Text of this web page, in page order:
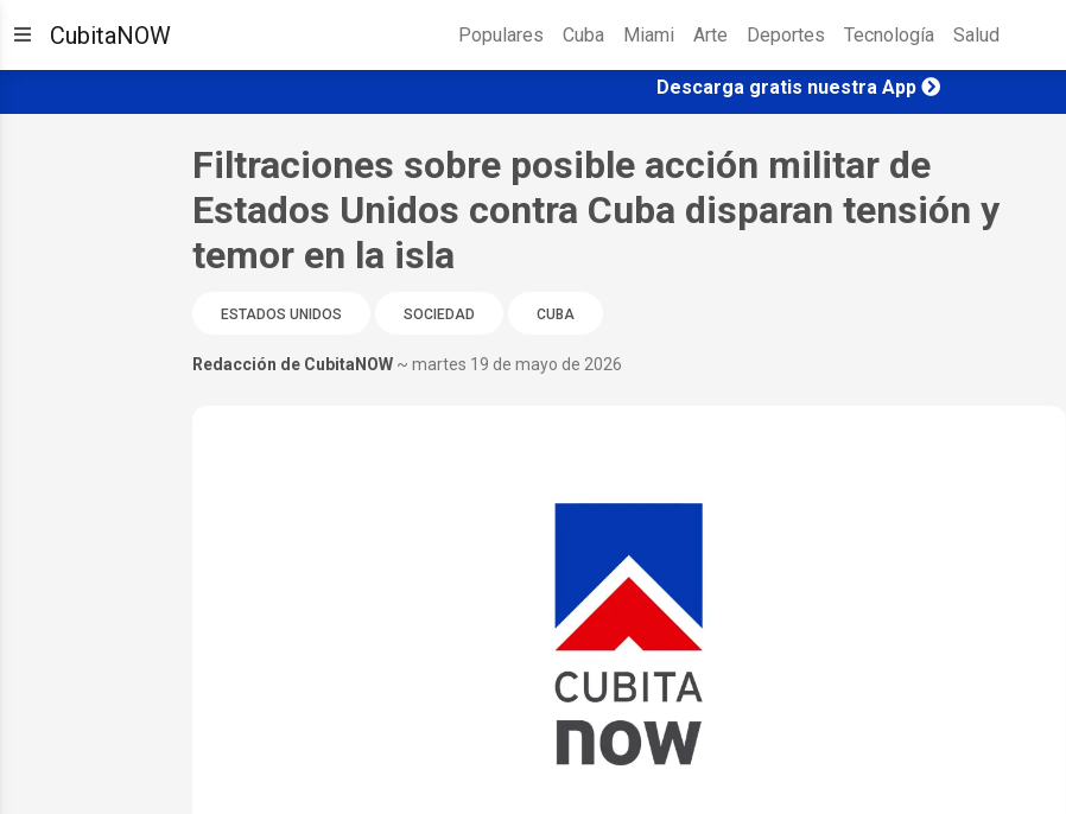
CubitaNOW Populares Cuba Miami Arte Deportes Tecnología Salud
Descarga gratis nuestra App
Filtraciones sobre posible acción militar de
Estados Unidos contra Cuba disparan tensión y
temor en la isla
ESTADOS UNIDOS SOCIEDAD CUBA
Redacción de CubitaNOW ~ martes 19 de mayo de 2026